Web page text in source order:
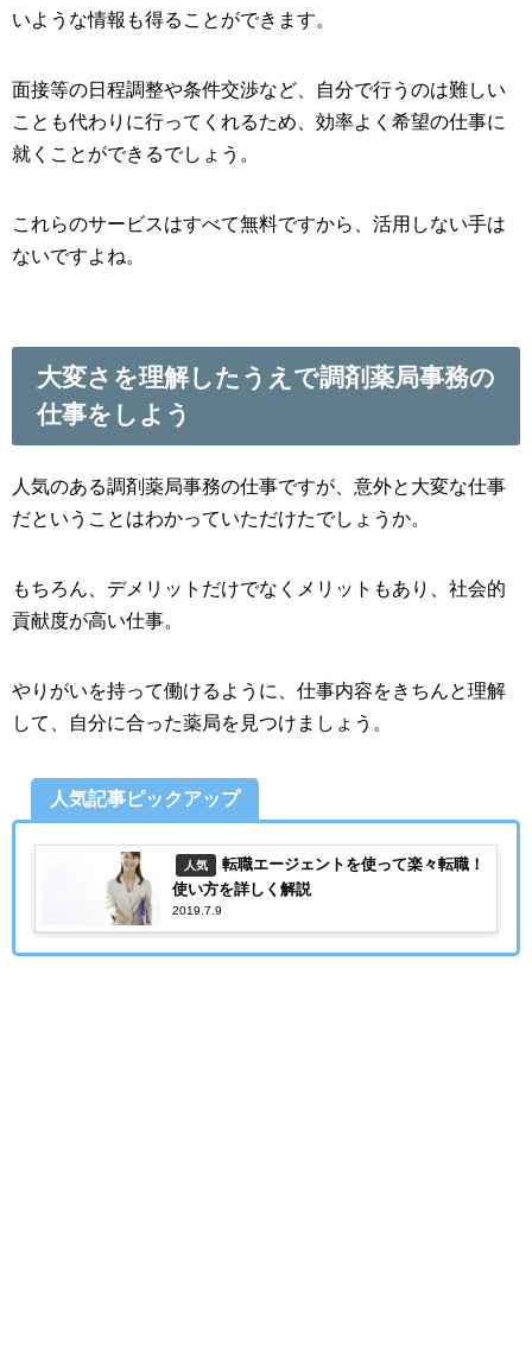
いような情報も得ることができます。
面接等の日程調整や条件交渉など、自分で行うのは難しい
ことも代わりに行ってくれるため、効率よく希望の仕事に
就くことができるでしょう。
これらのサービスはすべて無料ですから、活用しない手は
ないですよね。
大変さを理解したうえで調剤薬局事務の
仕事をしよう
人気のある調剤薬局事務の仕事ですが、意外と大変な仕事
だということはわかっていただけたでしょうか。
もちろん、デメリットだけでなくメリットもあり、社会的
貢献度が高い仕事。
やりがいを持って働けるように、仕事内容をきちんと理解
して、自分に合った薬局を見つけましょう。
人気記事ピックアップ
人気
転職エージェントを使って楽々転職！
使い方を詳しく解説
2019.7.9